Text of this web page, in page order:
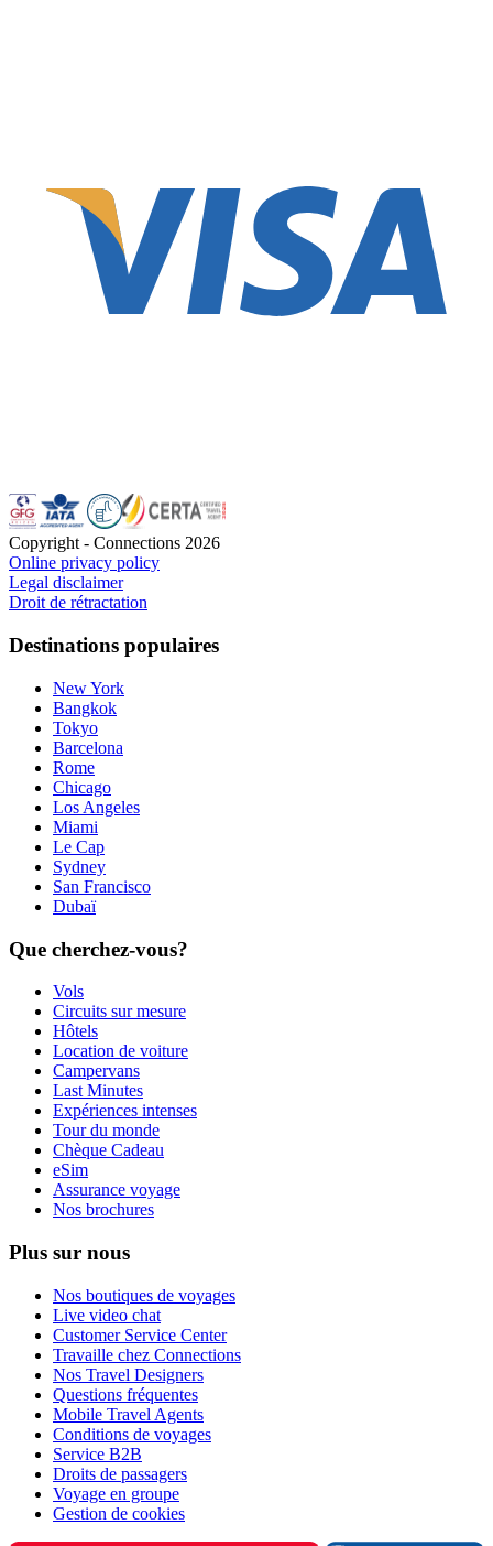
Copyright - Connections 2026
Online privacy policy
Legal disclaimer
Droit de rétractation
Destinations populaires
New York
Bangkok
Tokyo
Barcelona
Rome
Chicago
Los Angeles
Miami
Le Cap
Sydney
San Francisco
Dubaï
Que cherchez-vous?
Vols
Circuits sur mesure
Hôtels
Location de voiture
Campervans
Last Minutes
Expériences intenses
Tour du monde
Chèque Cadeau
eSim
Assurance voyage
Nos brochures
Plus sur nous
Nos boutiques de voyages
Live video chat
Customer Service Center
Travaille chez Connections
Nos Travel Designers
Questions fréquentes
Mobile Travel Agents
Conditions de voyages
Service B2B
Droits de passagers
Voyage en groupe
Gestion de cookies